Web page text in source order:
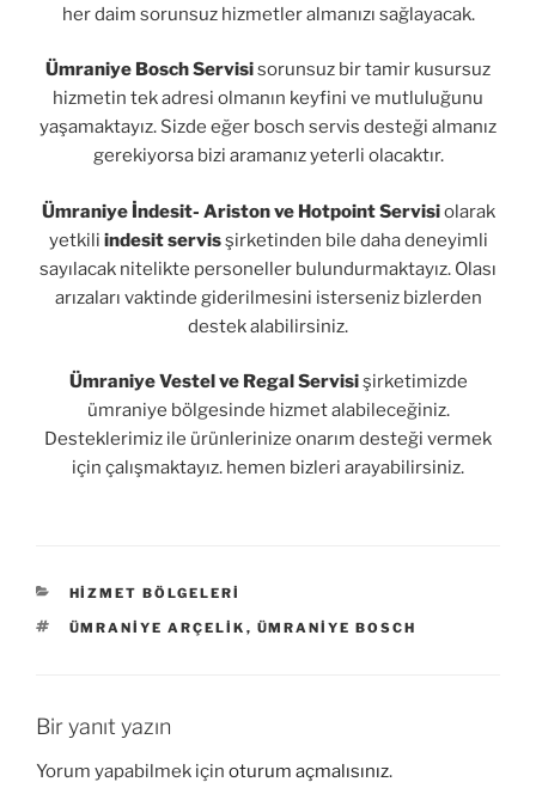
her daim sorunsuz hizmetler almanızı sağlayacak.
Ümraniye Bosch Servisisorunsuz bir tamir kusursuz
hizmetin tek adresi olmanın keyfini ve mutluluğunu
yaşamaktayız. Sizde eğer bosch servis desteği almanız
gerekiyorsa bizi aramanız yeterli olacaktır.
Ümraniye İndesit- Ariston ve Hotpoint Servisiolarak
yetkili indesit servisşirketinden bile daha deneyimli
sayılacak nitelikte personeller bulundurmaktayız. Olası
arızaları vaktinde giderilmesini isterseniz bizlerden
destek alabilirsiniz.
Ümraniye Vestel ve Regal Servisişirketimizde
ümraniye bölgesinde hizmet alabileceğiniz.
Desteklerimiz ile ürünlerinize onarım desteği vermek
için çalışmaktayız. hemen bizleri arayabilirsiniz.
KATEGORILER
HIZMET BÖLGELERI
ETIKETLER
ÜMRANIYE ARÇELIK , ÜMRANIYE BOSCH
Bir yanıt yazın
Yorum yapabilmek için oturum açmalısınız.